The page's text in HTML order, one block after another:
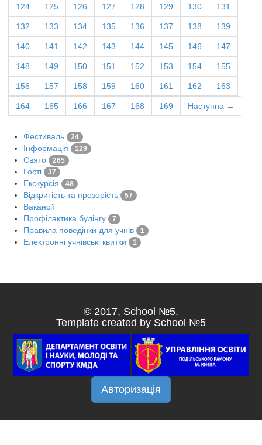
124 125 126 127 128 129 130 131
132 133 134 135 136 137 138 139
140 141 142 143 144 145 146 147
148 149 150 151 152 153 154 155
156 157 158 159 160 161 162 163
164 165 166 167 168 169 Наступна →
Фестиваль 24
Інформація 129
Свято 265
Гості 37
Екскурсія 48
Відкритість та прозорість 57
Вакансії
Профілактика булінгу
7
Правила поведінки для учнів 1
Електронні учнівські квитки 1
© 2017, School №5.
Template created by School №5
Авторизація